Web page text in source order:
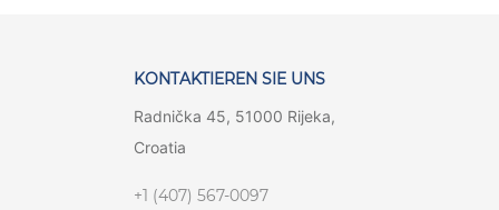
KONTAKTIEREN SIE UNS
Radnička 45, 51000 Rijeka,
Croatia
+1 (407) 567-0097